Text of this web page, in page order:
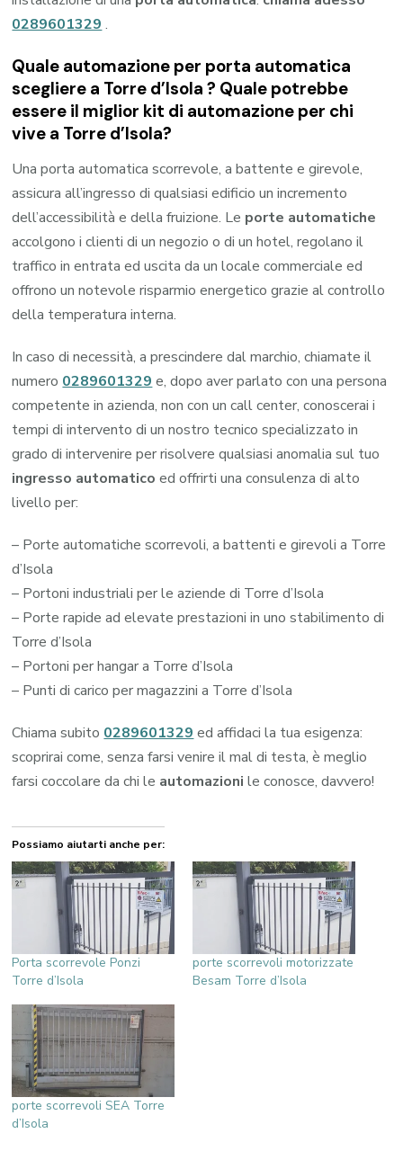
0289601329 .
Quale automazione per porta automatica
scegliere a Torre d’Isola ? Quale potrebbe
essere il miglior kit di automazione per chi
vive a Torre d’Isola?
Una porta automatica scorrevole, a battente e girevole,
assicura all’ingresso di qualsiasi edificio un incremento
dell’accessibilità e della fruizione. Le porte automatiche
accolgono i clienti di un negozio o di un hotel, regolano il
traffico in entrata ed uscita da un locale commerciale ed
offrono un notevole risparmio energetico grazie al controllo
della temperatura interna.
In caso di necessità, a prescindere dal marchio, chiamate il
numero 0289601329 e, dopo aver parlato con una persona
competente in azienda, non con un call center, conoscerai i
tempi di intervento di un nostro tecnico specializzato in
grado di intervenire per risolvere qualsiasi anomalia sul tuo
ingresso automatico ed offrirti una consulenza di alto
livello per:
– Porte automatiche scorrevoli, a battenti e girevoli a Torre
d’Isola
– Portoni industriali per le aziende di Torre d’Isola
– Porte rapide ad elevate prestazioni in uno stabilimento di
Torre d’Isola
– Portoni per hangar a Torre d’Isola
– Punti di carico per magazzini a Torre d’Isola
Chiama subito 0289601329 ed affidaci la tua esigenza:
scoprirai come, senza farsi venire il mal di testa, è meglio
farsi coccolare da chi le automazioni le conosce, davvero!
Possiamo aiutarti anche per:
Porta scorrevole Ponzi
Torre d’Isola
porte scorrevoli motorizzate
Besam Torre d’Isola
porte scorrevoli SEA Torre
d’Isola